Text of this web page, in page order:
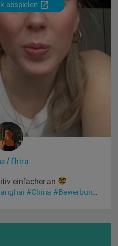
abspielen
/ China
einfacher an
#China #Bewerbungsgespräch